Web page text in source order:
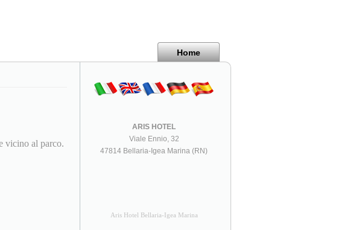
Home
vicino al parco.
ARIS HOTEL
Viale Ennio, 32
47814 Bellaria-Igea Marina (RN)
Aris Hotel Bellaria-Igea Marina